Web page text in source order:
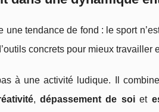
une tendance de fond : le sport
concrets pour mieux travailler
à une activité ludique. Il
, dépassement de soiet